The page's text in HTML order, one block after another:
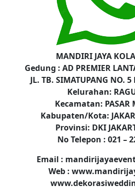
MANDIRI JAYA
Gedung : AD PREMIER
JL. TB. SIMATUPANG NO.
Kelurahan:
Kecamatan: PASAR
Kabupaten/Kota:
Provinsi: DKI
No Telepon : 021 –
Email :
Web :